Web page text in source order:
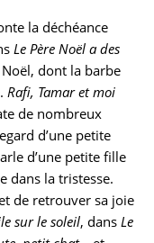
la déchéance
Le Père Noël a des
dont la barbe
Rafi, Tamar et moi
de nombreux
d’une petite
d’une petite fille
dans la tristesse.
de retrouver sa joie
sur le soleil, dans Le